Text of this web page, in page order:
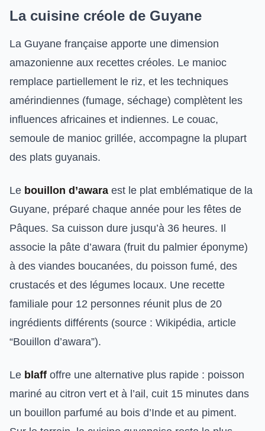
La cuisine créole de Guyane
La Guyane française apporte une dimension
amazonienne aux recettes créoles. Le manioc
remplace partiellement le riz, et les techniques
amérindiennes (fumage, séchage) complètent les
influences africaines et indiennes. Le couac,
semoule de manioc grillée, accompagne la plupart
des plats guyanais.
Le bouillon d’awara est le plat emblématique de la
Guyane, préparé chaque année pour les fêtes de
Pâques. Sa cuisson dure jusqu’à 36 heures. Il
associe la pâte d’awara (fruit du palmier éponyme)
à des viandes boucanées, du poisson fumé, des
crustacés et des légumes locaux. Une recette
familiale pour 12 personnes réunit plus de 20
ingrédients différents (source : Wikipédia, article
“Bouillon d’awara”).
Le blaff offre une alternative plus rapide : poisson
mariné au citron vert et à l’ail, cuit 15 minutes dans
un bouillon parfumé au bois d’Inde et au piment.